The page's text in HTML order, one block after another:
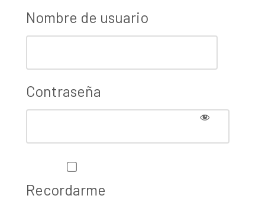
Nombre de usuario
Contraseña
Recordarme